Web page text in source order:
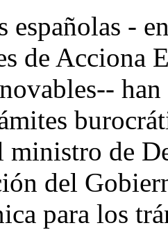
españolas -
de Acciona
ministro de
del
para los